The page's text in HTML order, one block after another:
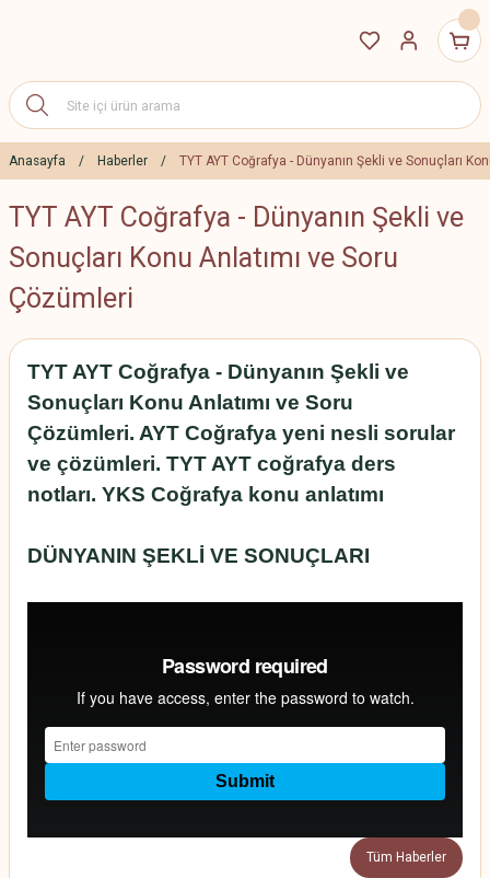
Anasayfa Haberler TYT AYT Coğrafya - Dünyanın Şekli ve Sonuçları
TYT AYT Coğrafya - Dünyanın Şekli ve
Sonuçları Konu Anlatımı ve Soru
Çözümleri
TYT AYT Coğrafya - Dünyanın Şekli ve
Sonuçları Konu Anlatımı ve Soru
Çözümleri. AYT Coğrafya yeni nesli sorular
ve çözümleri. TYT AYT coğrafya ders
notları. YKS Coğrafya konu anlatımı
DÜNYANIN ŞEKLİ VE SONUÇLARI
Tüm Haberler